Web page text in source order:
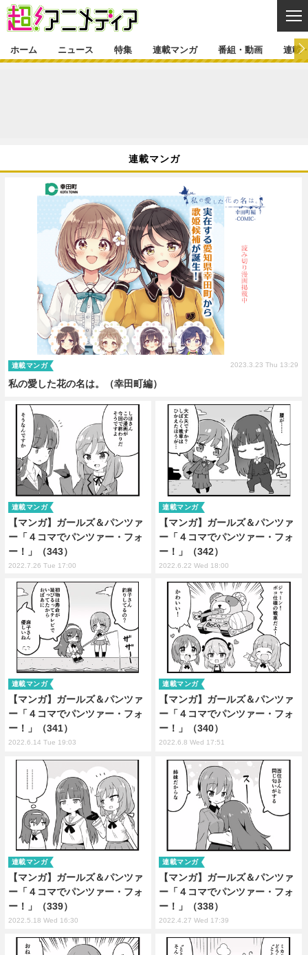
グッズ
声優 コスプレ
舞台 新帝スタ
ラキりす
番組・動画一覧
動画
連載・ブログ
連載・ブログ一覧 コラム
編集部ブログ・お知らせ
ホーム ニュース 特集 連載マンガ 番組・動画 連載
連載マンガ
私の愛した花の名は。（幸田町編）
連載マンガ 2023.3.23 Thu 13:29
【マンガ】ガールズ＆パンツァ
ー「４コマでパンツァー・フォ
ー！」（343）
連載マンガ
2022.7.26 Tue 17:00
【マンガ】ガールズ＆パンツァ
ー「４コマでパンツァー・フォ
ー！」（342）
連載マンガ
2022.6.22 Wed 18:00
【マンガ】ガールズ＆パンツァ
ー「４コマでパンツァー・フォ
ー！」（341）
連載マンガ
2022.6.14 Tue 19:03
【マンガ】ガールズ＆パンツァ
ー「４コマでパンツァー・フォ
ー！」（340）
連載マンガ
2022.6.8 Wed 17:51
【マンガ】ガールズ＆パンツァ
ー「４コマでパンツァー・フォ
ー！」（339）
連載マンガ
2022.5.18 Wed 16:30
【マンガ】ガールズ＆パンツァ
ー「４コマでパンツァー・フォ
ー！」（338）
連載マンガ
2022.4.27 Wed 17:39